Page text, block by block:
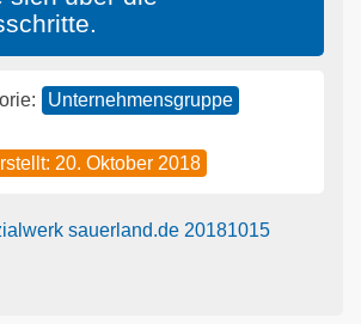
Unternehmensgruppe
20. Oktober 2018